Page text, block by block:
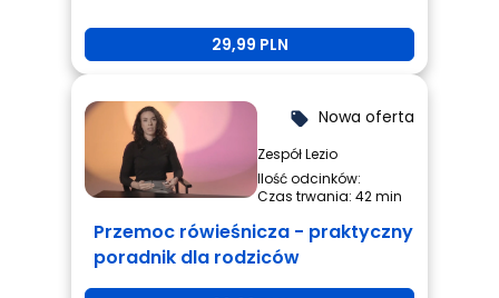
29,99 PLN
local_offer Nowa oferta
Zespół Lezio
Ilość odcinków:
Czas trwania: 42 min
Przemoc rówieśnicza - praktyczny
poradnik dla rodziców